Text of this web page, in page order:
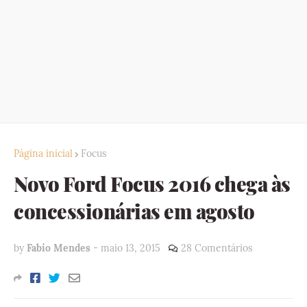
Página inicial Focus
Novo Ford Focus 2016 chega às
concessionárias em agosto
by Fabio Mendes - maio 13, 2015 28 Comentários